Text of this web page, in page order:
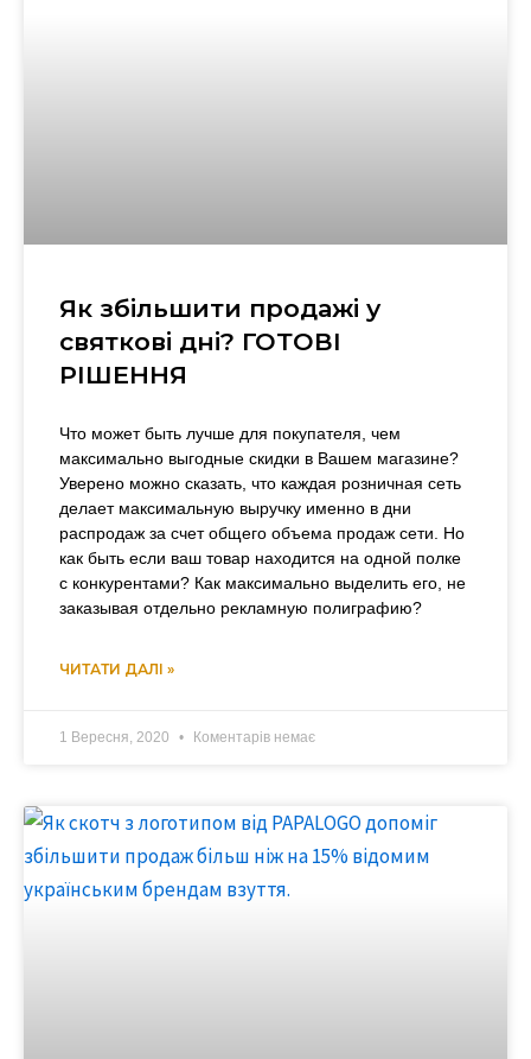
Як збільшити продажі у
святкові дні? ГОТОВІ
РІШЕННЯ
Что может быть лучше для покупателя, чем
максимально выгодные скидки в Вашем магазине?
Уверено можно сказать, что каждая розничная сеть
делает максимальную выручку именно в дни
распродаж за счет общего объема продаж сети. Но
как быть если ваш товар находится на одной полке
с конкурентами? Как максимально выделить его, не
заказывая отдельно рекламную полиграфию?
ЧИТАТИ ДАЛІ »
1 Вересня, 2020 Коментарів немає